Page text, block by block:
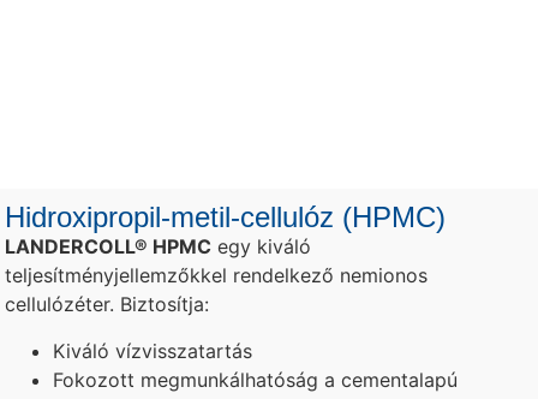
Hidroxipropil-metil-cellulóz (HPMC)
LANDERCOLL® HPMC egy kiváló
teljesítményjellemzőkkel rendelkező nemionos
cellulózéter. Biztosítja:
Kiváló vízvisszatartás
Fokozott megmunkálhatóság a cementalapú